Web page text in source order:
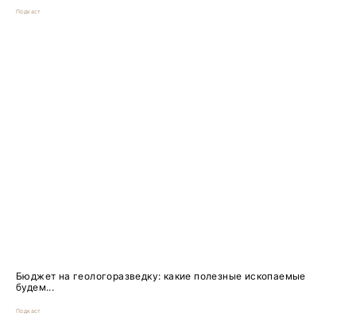
Подкаст
Бюджет на геологоразведку: какие полезные ископаемые
будем...
Подкаст